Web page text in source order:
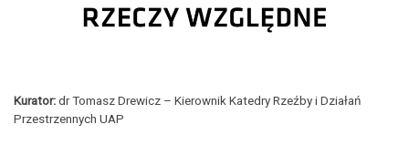
Kurator: dr Tomasz Drewicz – Kierownik Katedry Rzeźby i Działań
Przestrzennych UAP